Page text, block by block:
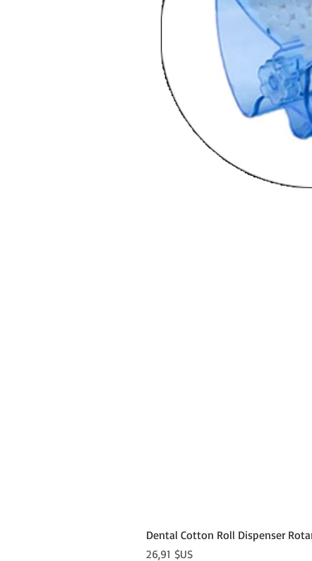
Dental Cotton Roll Dispenser
Prix
26,91 $US